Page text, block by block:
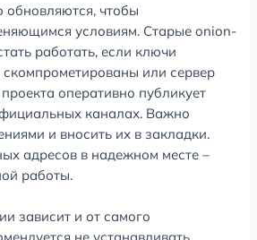
обновляются, чтобы
условиям. Старые onion-
работать, если ключи
или сервер
оперативно публикует
каналах. Важно
и вносить их в закладки.
адресов в надежном месте –
работы.
зависит и от самого